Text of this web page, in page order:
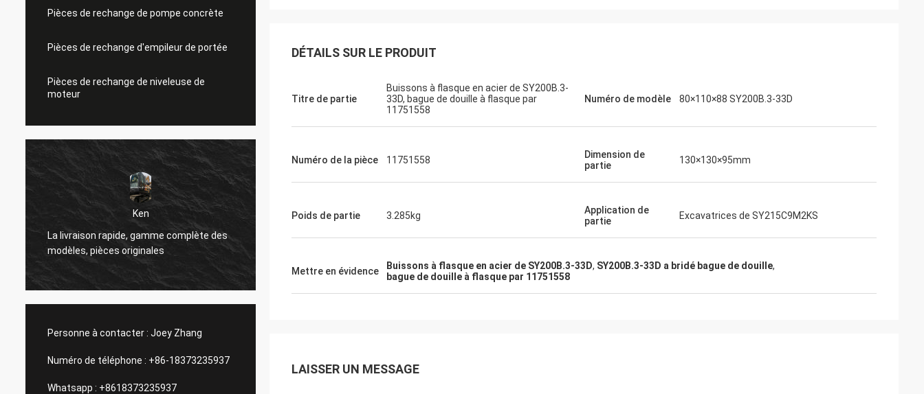
Pièces de rechange de pompe concrète
Pièces de rechange d'empileur de portée
Pièces de rechange de niveleuse de
moteur
Ken
La livraison rapide, gamme complète des
modèles, pièces originales
Personne à contacter : Joey Zhang
Numéro de téléphone : +86-18373235937
Whatsapp : +8618373235937
DÉTAILS SUR LE PRODUIT
Titre de partie
Buissons à flasque en acier de SY200B.3-
33D, bague de douille à flasque par
11751558
Numéro de modèle 80×110×88 SY200B.3-33D
Numéro de la pièce 11751558
Dimension de
partie
130×130×95mm
Poids de partie 3.285kg
Application de
partie
Excavatrices de SY215C9M2KS
Mettre en évidence Buissons à flasque en acier de SY200B.3-33D, SY200B.3-33D a bridé bague de douille,
bague de douille à flasque par 11751558
LAISSER UN MESSAGE